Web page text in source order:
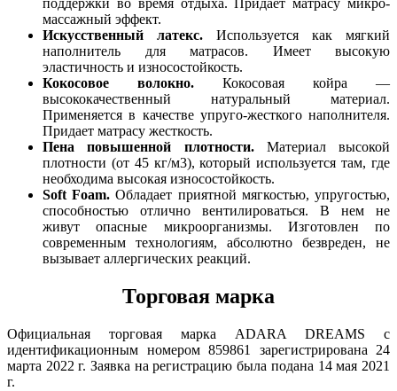
поддержки во время отдыха. Придает матрасу микро-
массажный эффект.
Искусственный латекс. Используется как мягкий
наполнитель для матрасов. Имеет высокую
эластичность и износостойкость.
Кокосовое волокно. Кокосовая койра —
высококачественный натуральный материал.
Применяется в качестве упруго-жесткого наполнителя.
Придает матрасу жесткость.
Пена повышенной плотности.Материал высокой
плотности (от 45 кг/м3), который используется там, где
необходима высокая износостойкость.
Soft Foam. Обладает приятной мягкостью, упругостью,
способностью отлично вентилироваться. В нем не
живут опасные микроорганизмы. Изготовлен по
современным технологиям, абсолютно безвреден, не
вызывает аллергических реакций.
Торговая марка
Официальная торговая марка ADARA DREAMS с
идентификационным номером 859861 зарегистрирована 24
марта 2022 г. Заявка на регистрацию была подана 14 мая 2021
г.